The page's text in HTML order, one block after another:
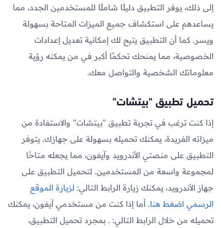
إلى ذلك، يوفر التطبيق دليلًا شاملًا للمستخدمين الجدد، مما
يساعدهم على استكشاف جميع الميزات المتاحة بسهولة
ويسر. كما أن التطبيق يتيح لك إمكانية تعديل إعدادات
الخصوصية، مما يمنحك تحكمًا أكبر في من يمكنه رؤية
معلوماتك الشخصية والتواصل معك.
تحميل تطبيق "بيتشات"
إذا كنت ترغب في تجربة تطبيق "بيتشات" والاستفادة من
ميزاته الفريدة، يمكنك تحميله بسهولة على جهازك. يتوفر
التطبيق على منصتي الأندرويد وآيفون، مما يجعله متاحًا
لمجموعة واسعة من المستخدمين. لتحميل التطبيق على
جهاز الأندرويد، يمكنك زيارة الرابط التالي: لزيارة الموقع
الرسمي اضغط هنا. أما إذا كنت من مستخدمي آيفون، يمكنك
تحميله من خلال الرابط التالي: . بمجرد تحميل التطبيق،